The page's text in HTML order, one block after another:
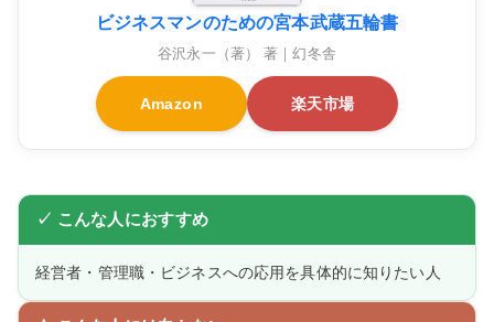
ビジネスマンのための宮本武蔵五輪書
谷沢永一（著） 著｜幻冬舎
Amazon 楽天市場
✓ こんな人におすすめ
経営者・管理職・ビジネスへの応用を具体的に知りたい人